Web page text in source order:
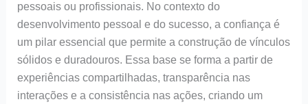
pessoais ou profissionais. No contexto do
desenvolvimento pessoal e do sucesso, a confiança é
um pilar essencial que permite a construção de vínculos
sólidos e duradouros. Essa base se forma a partir de
experiências compartilhadas, transparência nas
interações e a consistência nas ações, criando um